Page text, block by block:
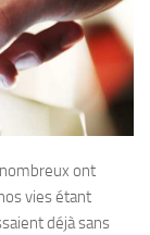
ont
vies étant
déjà sans